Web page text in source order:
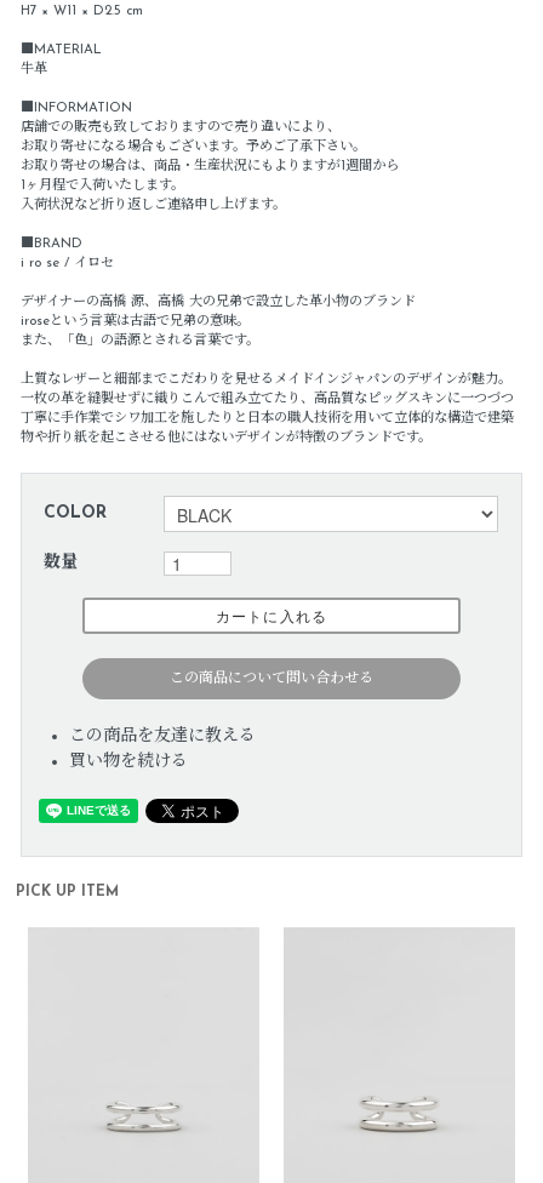
H7 × W11 × D2.5 cm
■MATERIAL
牛革
■INFORMATION
店舗での販売も致しておりますので売り違いにより、
お取り寄せになる場合もございます。予めご了承下さい。
お取り寄せの場合は、商品・生産状況にもよりますが1週間から
1ヶ月程で入荷いたします。
入荷状況など折り返しご連絡申し上げます。
■BRAND
i ro se / イロセ
デザイナーの高橋 源、高橋 大の兄弟で設立した革小物のブランド
iroseという言葉は古語で兄弟の意味。
また、「色」の語源とされる言葉です。
上質なレザーと細部までこだわりを見せるメイドインジャパンのデザインが魅力。
一枚の革を縫製せずに織りこんで組み立てたり、高品質なピッグスキンに一つづつ
丁寧に手作業でシワ加工を施したりと日本の職人技術を用いて立体的な構造で建築
物や折り紙を起こさせる他にはないデザインが特徴のブランドです。
COLOR
数量
この商品について問い合わせる
この商品を友達に教える
買い物を続ける
PICK UP ITEM